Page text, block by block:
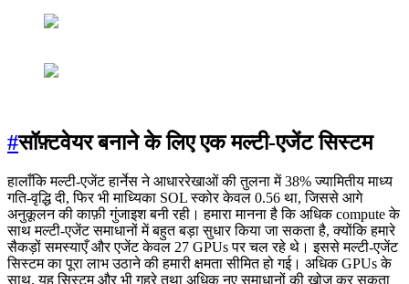
#सॉफ़्टवेयर बनाने के लिए एक मल्टी-एजेंट सिस्टम
हालाँकि मल्टी-एजेंट हार्नेस ने आधाररेखाओं की तुलना में 38% ज्यामितीय माध्य
गति-वृद्धि दी, फिर भी माध्यिका SOL स्कोर केवल 0.56 था, जिससे आगे
अनुकूलन की काफ़ी गुंजाइश बनी रही। हमारा मानना है कि अधिक compute के
साथ मल्टी-एजेंट समाधानों में बहुत बड़ा सुधार किया जा सकता है, क्योंकि हमारे
सैकड़ों समस्याएँ और एजेंट केवल 27 GPUs पर चल रहे थे। इससे मल्टी-एजेंट
सिस्टम का पूरा लाभ उठाने की हमारी क्षमता सीमित हो गई। अधिक GPUs के
साथ, यह सिस्टम और भी गहरे तथा अधिक नए समाधानों की खोज कर सकता